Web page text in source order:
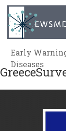
Early
Diseases